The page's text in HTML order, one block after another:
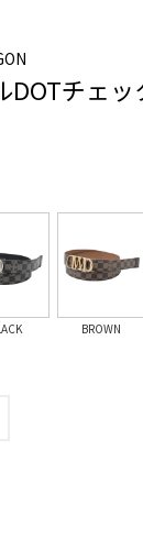
DOTチェッ
BROWN